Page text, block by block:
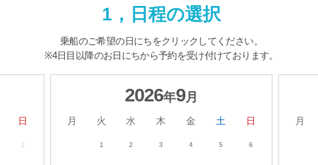
1，日程の選択
乗船のご希望の日にちをクリックしてください。
※4日目以降のお日にちから予約を受け付けております。
日
2
2026年9月
月 火 水 木 金 土 日
1 2 3 4 5 6
月